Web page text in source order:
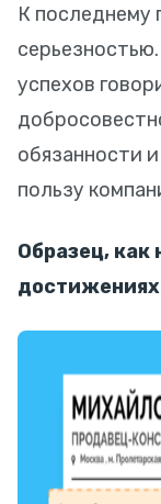
К последнему
успехов
обязанности
пользу
Образец, как